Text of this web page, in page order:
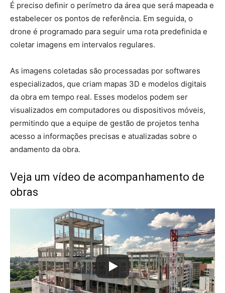
É preciso definir o perímetro da área que será mapeada e
estabelecer os pontos de referência. Em seguida, o
drone é programado para seguir uma rota predefinida e
coletar imagens em intervalos regulares.
As imagens coletadas são processadas por softwares
especializados, que criam mapas 3D e modelos digitais
da obra em tempo real. Esses modelos podem ser
visualizados em computadores ou dispositivos móveis,
permitindo que a equipe de gestão de projetos tenha
acesso a informações precisas e atualizadas sobre o
andamento da obra.
Veja um vídeo de acompanhamento de
obras